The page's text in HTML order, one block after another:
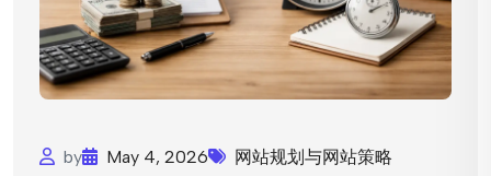
by May 4, 2026 网站规划与网站策略